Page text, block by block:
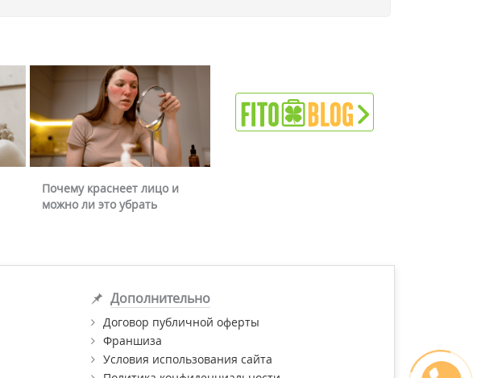
Почему краснеет лицо и
можно ли это убрать
Дополнительно
Договор публичной оферты
Франшиза
Условия использования сайта